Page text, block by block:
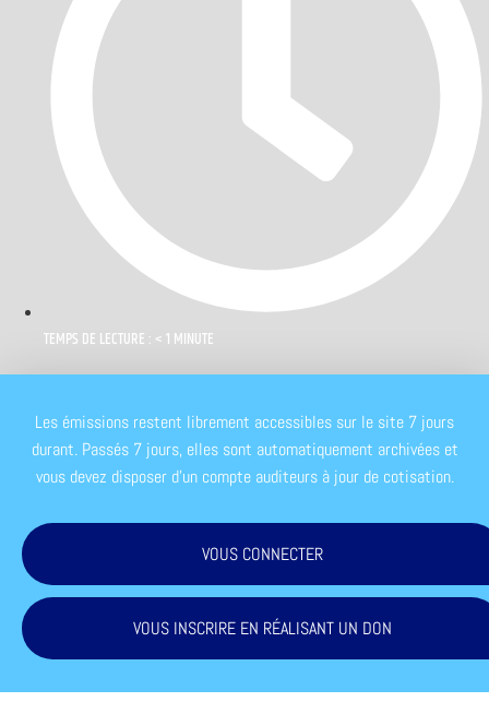
TEMPS DE LECTURE : < 1 MINUTE
Les émissions restent librement accessibles sur le site 7 jours
durant. Passés 7 jours, elles sont automatiquement archivées et
vous devez disposer d'un compte auditeurs à jour de cotisation.
VOUS CONNECTER
VOUS INSCRIRE EN RÉALISANT UN DON